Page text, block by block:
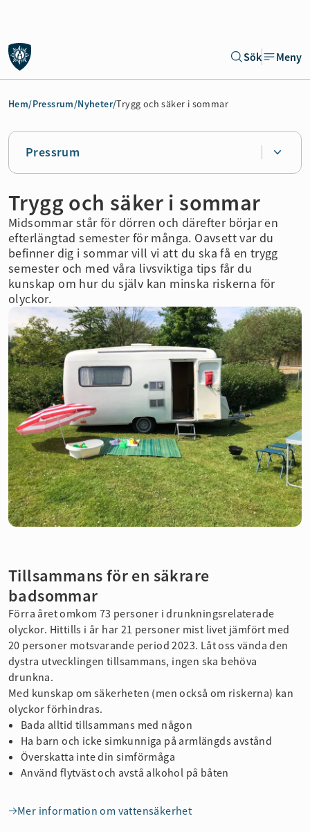
Sök Meny
Hem/Pressrum/Nyheter/Trygg och säker i sommar
Pressrum
Trygg och säker i sommar
Midsommar står för dörren och därefter börjar en
efterlängtad semester för många. Oavsett var du
befinner dig i sommar vill vi att du ska få en trygg
semester och med våra livsviktiga tips får du
kunskap om hur du själv kan minska riskerna för
olyckor.
Tillsammans för en säkrare
badsommar
Förra året omkom 73 personer i drunkningsrelaterade
olyckor. Hittills i år har 21 personer mist livet jämfört med
20 personer motsvarande period 2023. Låt oss vända den
dystra utvecklingen tillsammans, ingen ska behöva
drunkna.
Med kunskap om säkerheten (men också om riskerna) kan
olyckor förhindras.
Bada alltid tillsammans med någon
Ha barn och icke simkunniga på armlängds avstånd
Överskatta inte din simförmåga
Använd flytväst och avstå alkohol på båten
Mer information om vattensäkerhet